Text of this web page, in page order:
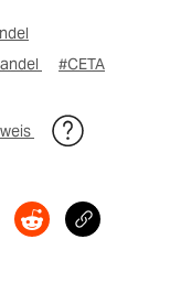
#CETA